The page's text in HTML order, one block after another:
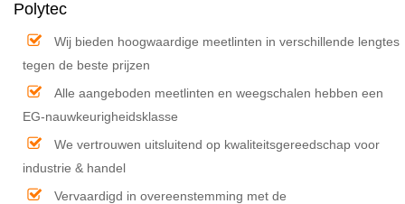
Polytec
Wij bieden hoogwaardige meetlinten in verschillende lengtes
tegen de beste prijzen
Alle aangeboden meetlinten en weegschalen hebben een
EG-nauwkeurigheidsklasse
We vertrouwen uitsluitend op kwaliteitsgereedschap voor
industrie & handel
Vervaardigd in overeenstemming met de